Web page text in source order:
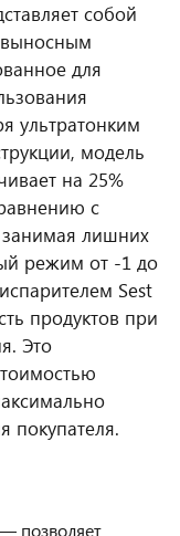
собой
для
ультратонким
модель
на 25%
с
лишних
режим от -1 до
Sest
продуктов при
Это
покупателя.
позволяет